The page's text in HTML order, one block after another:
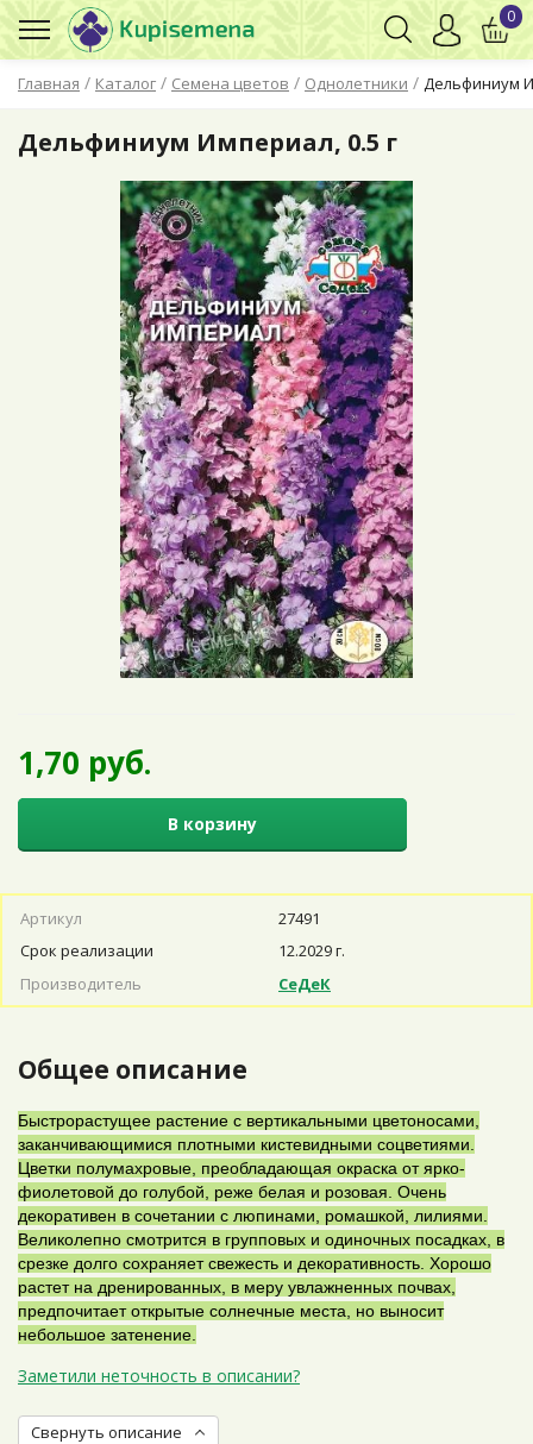
Главная / Каталог / Семена цветов / Однолетники / Дельфиниум
0
Дельфиниум Империал, 0.5 г
1,70 руб.
В корзину
Артикул
27491
Срок реализации
12.2029 г.
Производитель
СеДеК
Общее описание
Быстрорастущее растение с вертикальными цветоносами,
заканчивающимися плотными кистевидными соцветиями.
Цветки полумахровые, преобладающая окраска от ярко-
фиолетовой до голубой, реже белая и розовая. Очень
декоративен в сочетании с люпинами, ромашкой, лилиями.
Великолепно смотрится в групповых и одиночных посадках, в
срезке долго сохраняет свежесть и декоративность. Хорошо
растет на дренированных, в меру увлажненных почвах,
предпочитает открытые солнечные места, но выносит
небольшое затенение.
Заметили неточность в описании?
Свернуть описание